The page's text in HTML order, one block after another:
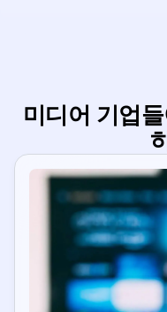
미디어 기업